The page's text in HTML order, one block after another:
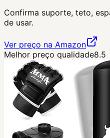
Confirma suporte, teto,
de usar.
Ver preço na Amazon
Melhor preço qualidade8.5